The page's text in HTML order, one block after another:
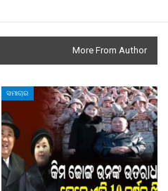
More From Author
ସମାଚାର